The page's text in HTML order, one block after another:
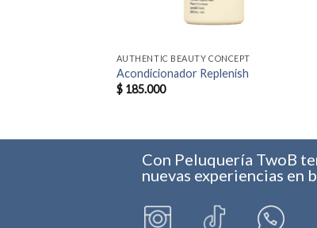
AUTHENTIC BEAUTY CONCEPT
Acondicionador Replenish
$185.000
Con Peluquería TwoB
nuevas experiencias en